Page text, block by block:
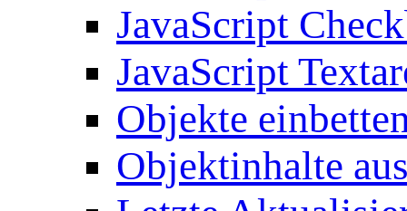
JavaScript
JavaScript
Objekte
Objektinhalte